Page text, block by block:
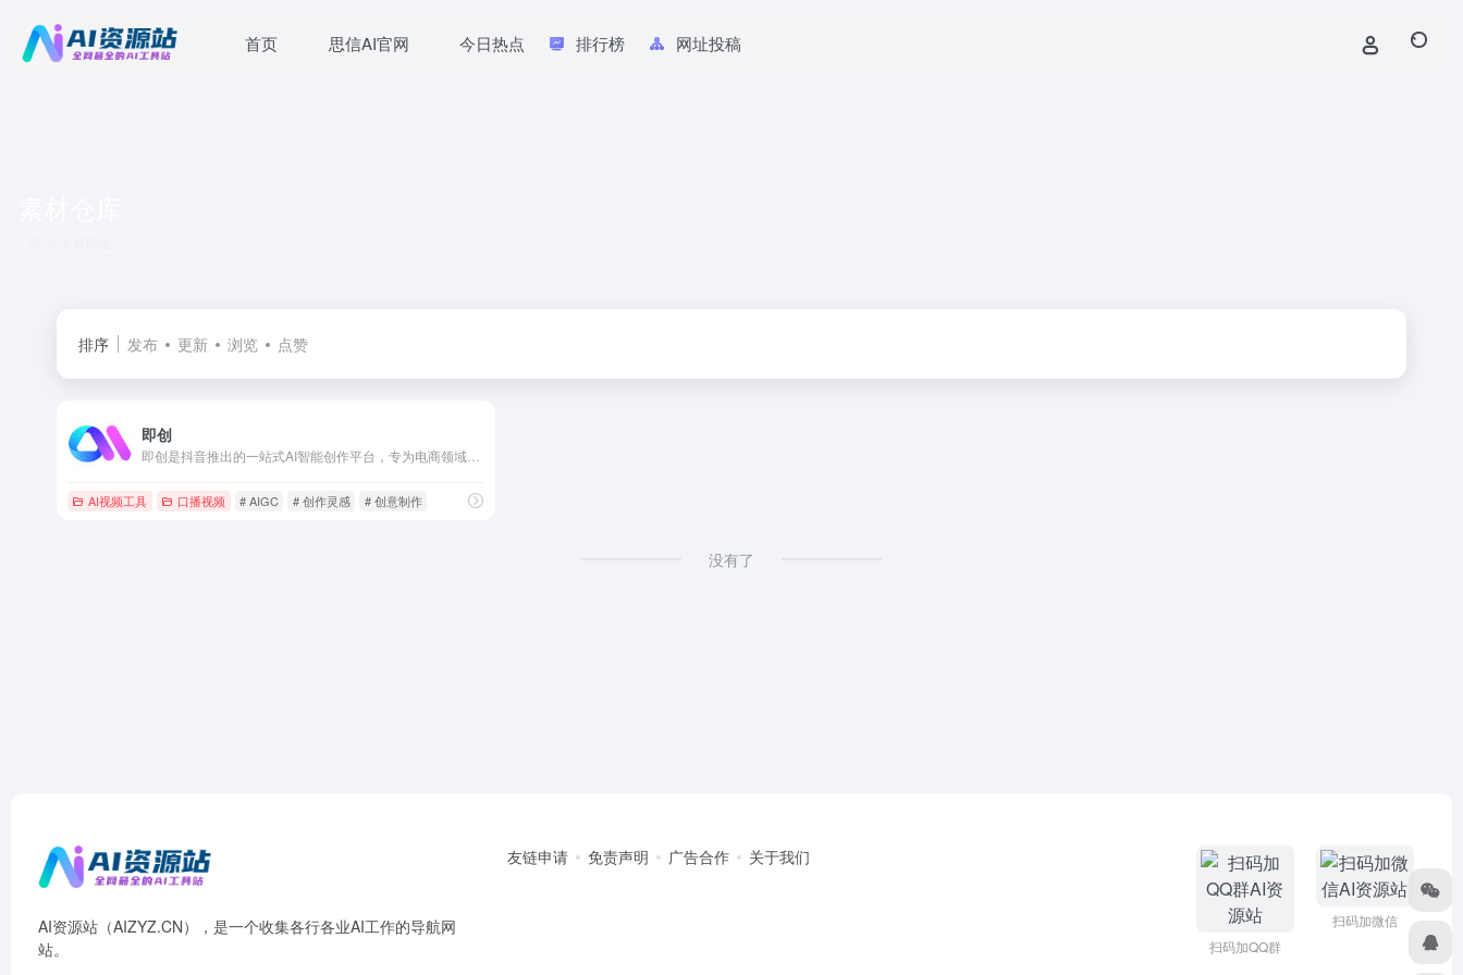
首页 思信AI官网 今日热点 排行榜 网址投稿
排序 发布 更新 浏览 点赞
即创
AI视频工具 口播视频 # AIGC # 创作灵感 # 创意制作
没有了
AI资源站（AIZYZ.CN），是一个收集各行各业AI工作的导航网
站。
友链申请 免责声明 广告合作 关于我们
扫码加QQ群
扫码加微信